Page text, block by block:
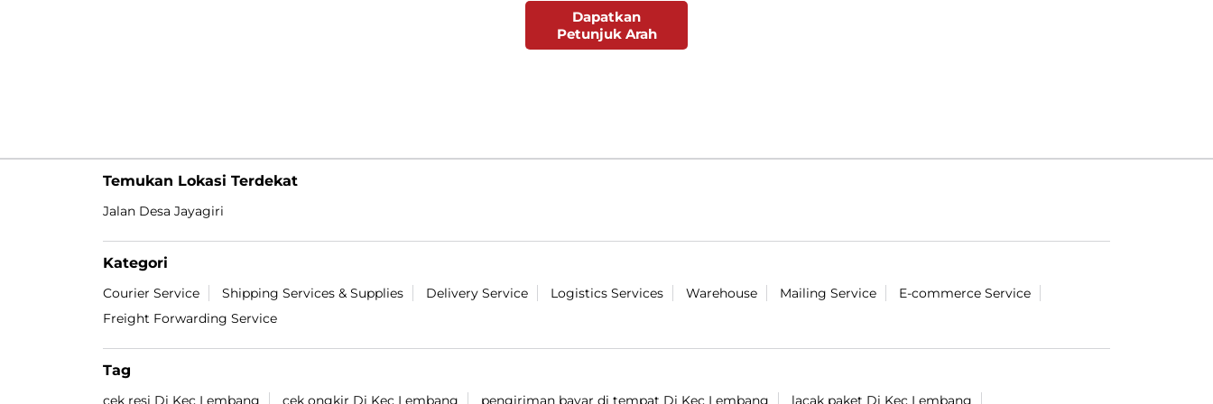
Dapatkan
Petunjuk Arah
Temukan Lokasi Terdekat
Jalan Desa Jayagiri
Kategori
Courier Service Shipping Services & Supplies Delivery Service Logistics Services Warehouse Mailing Service
E-commerce Service
Freight Forwarding Service
Tag
cek resi Di Kec Lembang cek ongkir Di Kec Lembang pengiriman bayar di tempat Di Kec Lembang lacak paket Di Kec Lembang